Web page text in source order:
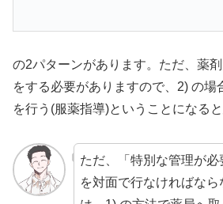
の2パターンがあります。ただ、薬
をする必要がありますので、2) の場
を行う(服薬指導)ということになると
ただ、「特別な管理が
を対面で行なければな